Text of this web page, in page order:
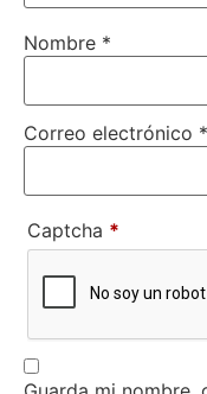
Nombre *
Correo electrónico *
Captcha *